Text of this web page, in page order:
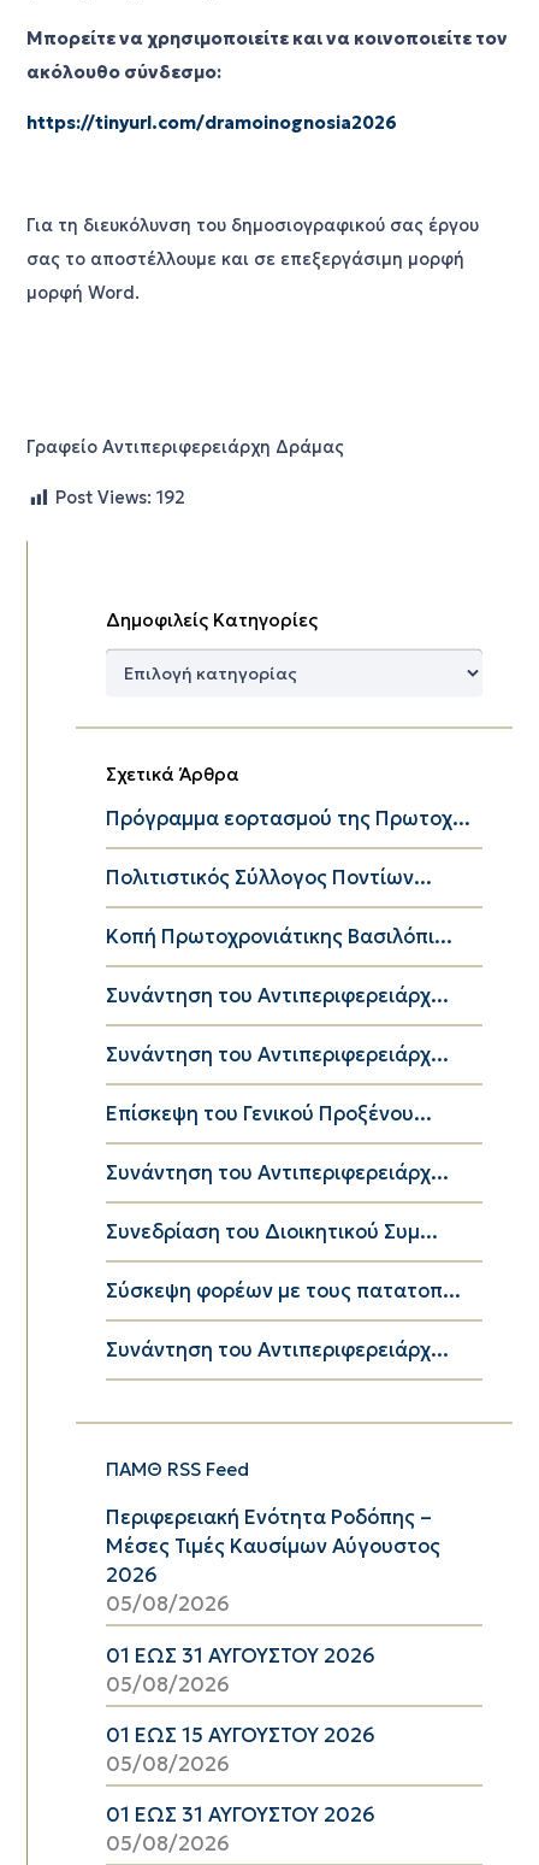
Μπορείτε να χρησιμοποιείτε και να κοινοποιείτε τον
ακόλουθο σύνδεσμο:
https://tinyurl.com/dramoinognosia2026
Για τη διευκόλυνση του δημοσιογραφικού σας έργου
σας το αποστέλλουμε και σε επεξεργάσιμη μορφή
μορφή Word.
Γραφείο Αντιπεριφερειάρχη Δράμας
Post Views: 192
Δημοφιλείς Κατηγορίες
Δημοφιλείς
Σχετικά Άρθρα
Πρόγραμμα εορτασμού της Πρωτοχ...
Πολιτιστικός Σύλλογος Ποντίων...
Κοπή Πρωτοχρονιάτικης Βασιλόπι...
Συνάντηση του Αντιπεριφερειάρχ...
Συνάντηση του Αντιπεριφερειάρχ...
Επίσκεψη του Γενικού Προξένου...
Συνάντηση του Αντιπεριφερειάρχ...
Συνεδρίαση του Διοικητικού Συμ...
Σύσκεψη φορέων με τους πατατοπ...
Συνάντηση του Αντιπεριφερειάρχ...
ΠΑΜΘ RSS Feed
Περιφερειακή Ενότητα Ροδόπης –
Μέσες Τιμές Καυσίμων Αύγουστος
2026
05/08/2026
01 ΕΩΣ 31 ΑΥΓΟΥΣΤΟΥ 2026
05/08/2026
01 ΕΩΣ 15 ΑΥΓΟΥΣΤΟΥ 2026
05/08/2026
01 ΕΩΣ 31 ΑΥΓΟΥΣΤΟΥ 2026
05/08/2026